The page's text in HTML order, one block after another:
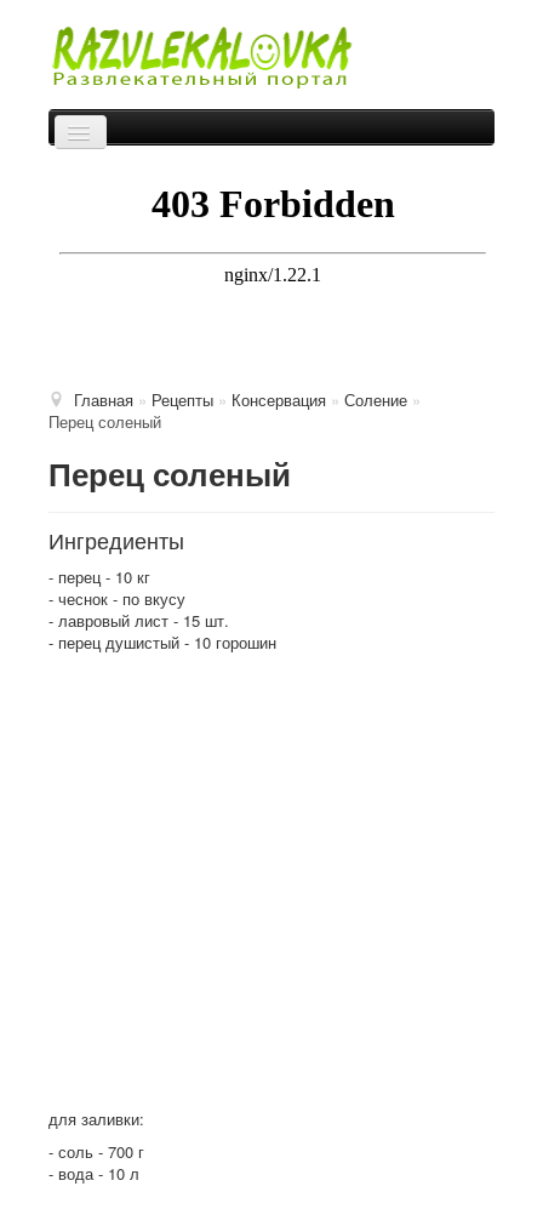
Главная
Анекдоты
Toggle
Главная » Рецепты » Консервация » Соление »
Перец соленый
Перец соленый
Ингредиенты
- перец - 10 кг
- чеснок - по вкусу
- лавровый лист - 15 шт.
- перец душистый - 10 горошин
для заливки:
- соль - 700 г
- вода - 10 л